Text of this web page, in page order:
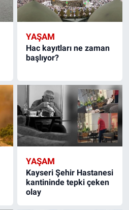
YAŞAM
Hac kayıtları ne zaman
başlıyor?
YAŞAM
Kayseri Şehir Hastanesi
kantininde tepki çeken
olay